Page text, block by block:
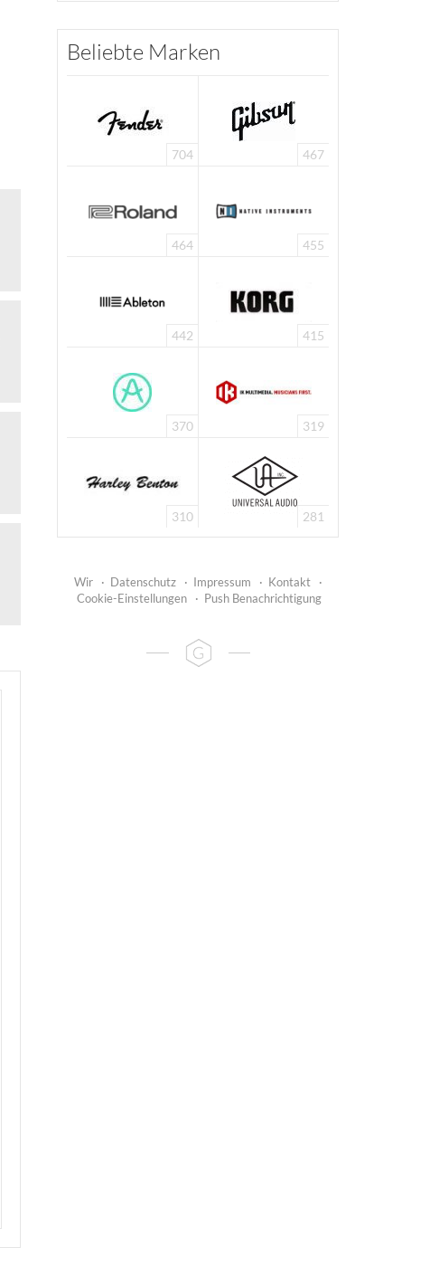
Beliebte Marken
704 467
464 455
442 415
370 319
310 281
Wir · Datenschutz · Impressum · Kontakt
·
Cookie-Einstellungen
· Push Benachrichtigung